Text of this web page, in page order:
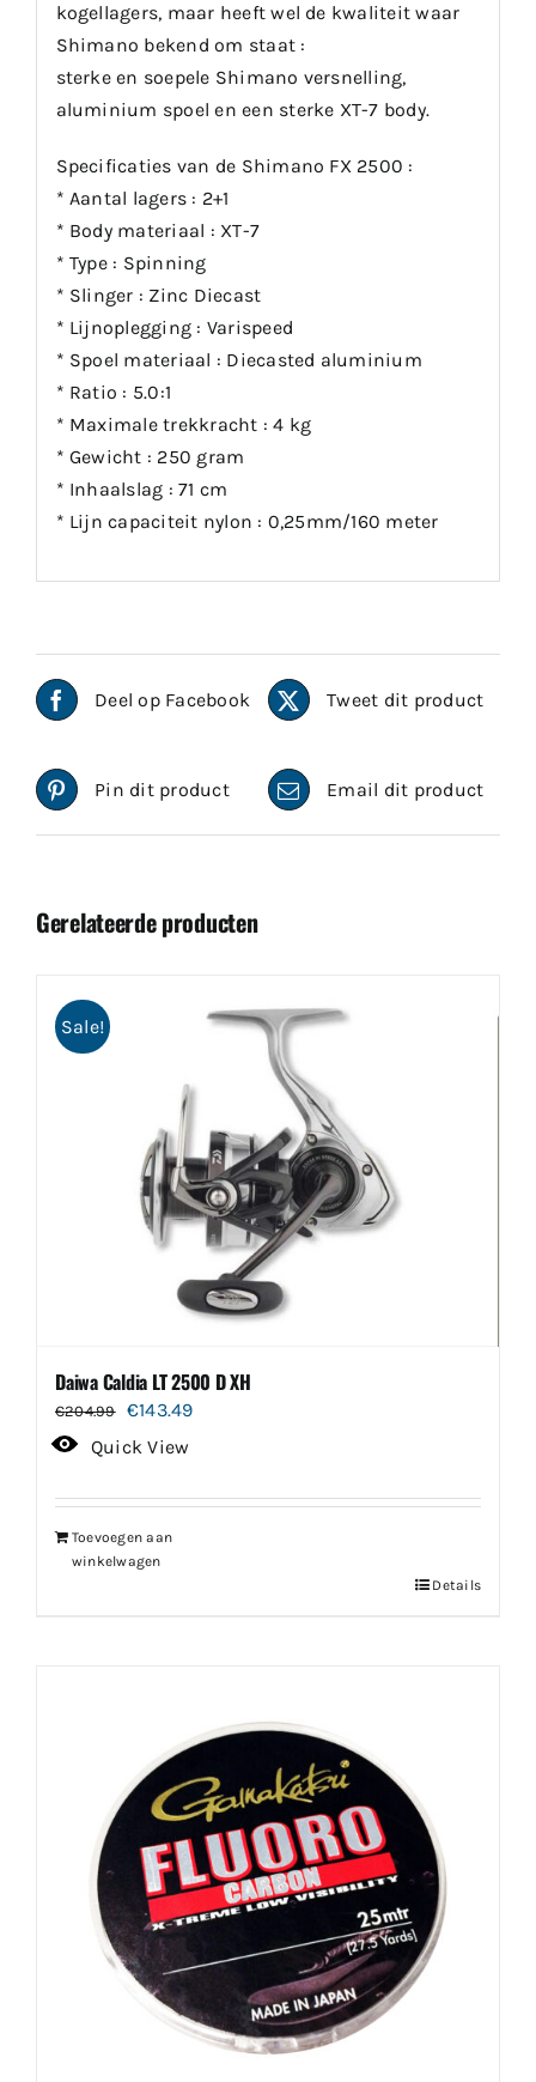
kogellagers, maar heeft wel de kwaliteit waar
Shimano bekend om staat :
sterke en soepele Shimano versnelling,
aluminium spoel en een sterke XT-7 body.
Specificaties van de Shimano FX 2500 :
* Aantal lagers : 2+1
* Body materiaal : XT-7
* Type : Spinning
* Slinger : Zinc Diecast
* Lijnoplegging : Varispeed
* Spoel materiaal : Diecasted aluminium
* Ratio : 5.0:1
* Maximale trekkracht : 4 kg
* Gewicht : 250 gram
* Inhaalslag : 71 cm
* Lijn capaciteit nylon : 0,25mm/160 meter
Deel op Facebook Tweet dit product
Pin dit product Email dit product
Gerelateerde producten
Sale!
Daiwa Caldia LT 2500 D XH
€204.99
Oorspronkelijke
prijs
€204.99.
€143.49Huidige
€143.49.
Quick View
Toevoegen aan
winkelwagen
Details